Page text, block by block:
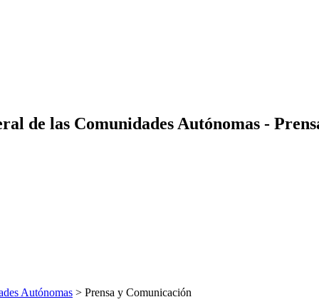
de las Comunidades Autónomas -
Autónomas > Prensa y Comunicación